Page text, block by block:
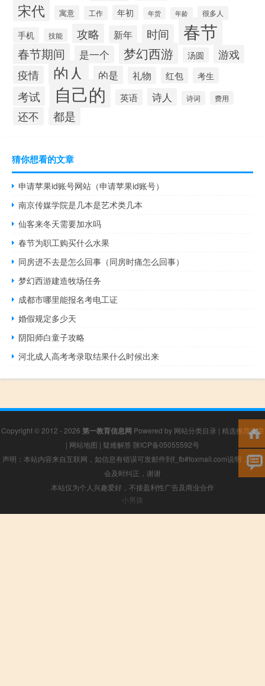
宋代 寓意 工作 年初 年货 年龄 很多人
手机 技能 攻略 新年 时间 春节
春节期间 是一个 梦幻西游 汤圆
游戏
疫情
的人 的是 礼物 红包 考生
考试 自己的 英语 诗人 诗词 费用
还不 都是
猜你想看的文章
申请苹果id账号网站（申请苹果id账号）
南京传媒学院是几本是艺术类几本
仙客来冬天需要加水吗
春节为职工购买什么水果
同房进不去是怎么回事（同房时痛怎么回事）
梦幻西游建造牧场任务
成都市哪里能报名考电工证
婚假规定多少天
阴阳师白童子攻略
河北成人高考考录取结果什么时候出来
Copyright © 2012 - 2026 第一教育信息网 Powered by 网站分类目录 | 精选推荐文章
| 网站地图 | 疑难解答 陕ICP备05055592号
声明：本站内容来自互联网，如信息有错误可发邮件到f_fb#foxmail.com说明，我们
会及时纠正，谢谢
本站仅为个人兴趣爱好，不接盈利性广告及商业合作
小男孩